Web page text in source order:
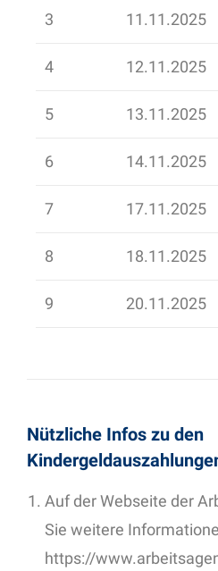
3 11.11.2025
4 12.11.2025
5 13.11.2025
6 14.11.2025
7 17.11.2025
8 18.11.2025
9 20.11.2025
Nützliche Infos zu den
Auf der Webseite der
Sie weitere
https://